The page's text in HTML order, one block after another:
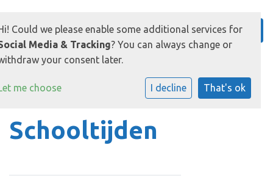
Schooltijden
Could we please enable some additional services for
Media & Tracking? You can always change or
your consent later.
me choose I decline That's ok